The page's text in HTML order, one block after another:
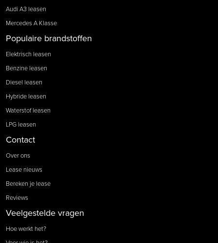
Audi A3 leasen
Mercedes A Klasse
Populaire brandstoffen
Elektrisch leasen
Benzine leasen
Diesel leasen
Hybride leasen
Waterstof leasen
LPG leasen
Contact
Over ons
Lease nieuws
Bereken je lease
Reviews
Veelgestelde vragen
Hoe werkt het?